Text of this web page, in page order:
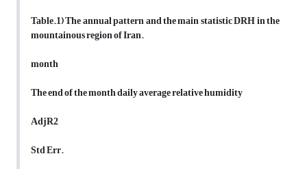
Table.1) The annual pattern and the main statistic DRH in the
mountainous region of Iran.
month
The end of the month daily average relative humidity
AdjR2
Std Err.